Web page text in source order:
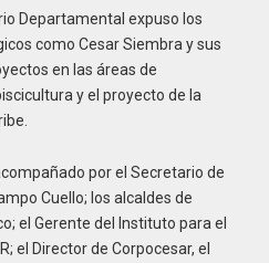
Departamental expuso los
como Cesar Siembra y sus
en las áreas de
y el proyecto de la
por el Secretario de
Cuello; los alcaldes de
el Gerente del Instituto para el
el Director de Corpocesar, el